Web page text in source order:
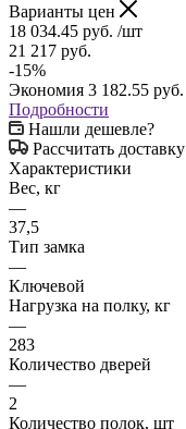
Варианты цен
18 034.45 руб. /шт
21 217 руб.
-15%
Экономия 3 182.55 руб.
Подробности
Нашли дешевле?
Рассчитать доставку
Характеристики
Вес, кг
—
37,5
Тип замка
—
Ключевой
Нагрузка на полку, кг
—
283
Количество дверей
—
2
Количество полок, шт